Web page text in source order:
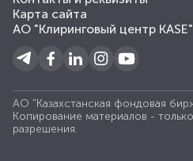
Карта сайта
АО "Клиринговый центр KASE"
АО "Казахстанская фондовая
Копирование материалов -
разрешения.